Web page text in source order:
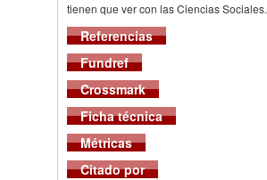
tienen que ver con las Ciencias Sociales.
Referencias
Fundref
Crossmark
Ficha técnica
Métricas
Citado por